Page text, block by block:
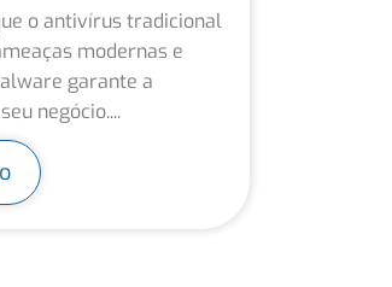
o antivírus tradicional
modernas e
garante a
negócio....